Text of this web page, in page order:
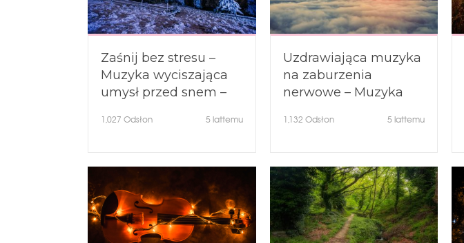
Zaśnij bez stresu –
Muzyka wyciszająca
umysł przed snem –
zasypiania
1,027 Odsłon 5 lattemu
Uzdrawiająca muzyka
na zaburzenia
nerwowe – Muzyka
Spokojna muzyka
1,132 Odsłon 5 lattemu